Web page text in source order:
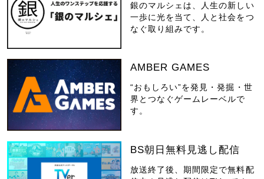
銀のマルシェは、人生の新しい
一歩に光を当て、人と社会をつ
なぐ取り組みです。
AMBER GAMES
“おもしろい”を発見・発掘・世
界とつなぐゲームレーベルで
す。
BS朝日無料見逃し配信
放送終了後、期間限定で無料配